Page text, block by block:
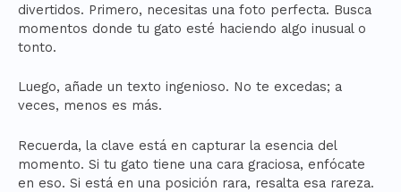
divertidos. Primero, necesitas una foto perfecta. Busca
momentos donde tu gato esté haciendo algo inusual o
tonto.
Luego, añade un texto ingenioso. No te excedas; a
veces, menos es más.
Recuerda, la clave está en capturar la esencia del
momento. Si tu gato tiene una cara graciosa, enfócate
en eso. Si está en una posición rara, resalta esa rareza.